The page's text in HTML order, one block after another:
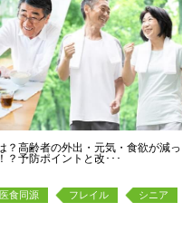
？高齢者の外出・元気・食欲が減っ
？予防ポイントと改･･･
シニア
フレイル
医食同源